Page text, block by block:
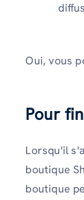
Oui, vous
Pour
Lorsqu'il
boutique
boutique